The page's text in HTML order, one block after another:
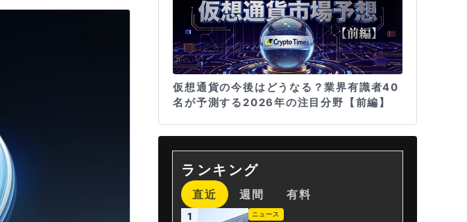
仮想通貨の今後はどうなる？業界有識者40
名が予測する2026年の注目分野【前編】
ランキング
直近 週間 有料
1 ニュース